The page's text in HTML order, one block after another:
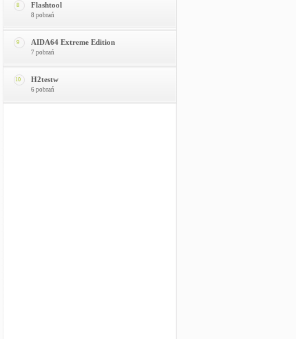
8 Flashtool
8 pobrań
9 AIDA64 Extreme Edition
7 pobrań
10 H2testw
6 pobrań